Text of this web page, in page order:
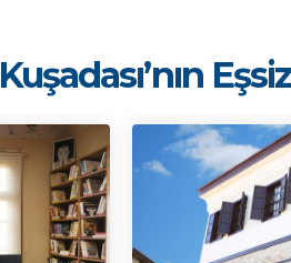
Kuşadası’nın